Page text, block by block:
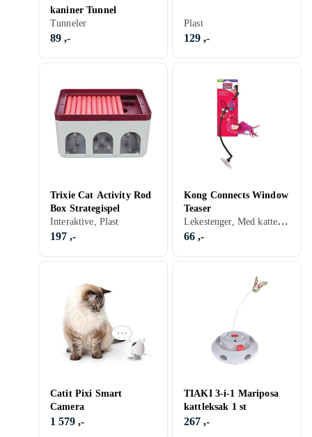
kaniner Tunnel
Tunneler
89 ,-
Plast
129 ,-
Trixie Cat Activity Rod
Box Strategispel
Interaktive, Plast
197 ,-
Kong Connects Window
Teaser
Lekestenger, Med kattemynte
66 ,-
Catit Pixi Smart
Camera
1 579 ,-
TIAKI 3-i-1 Mariposa
kattleksak 1 st
267 ,-